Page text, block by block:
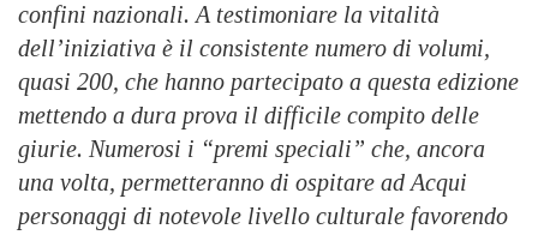
confini nazionali. A testimoniare la vitalità
dell’iniziativa è il consistente numero di volumi,
quasi 200, che hanno partecipato a questa edizione
mettendo a dura prova il difficile compito delle
giurie. Numerosi i “premi speciali” che, ancora
una volta, permetteranno di ospitare ad Acqui
personaggi di notevole livello culturale favorendo